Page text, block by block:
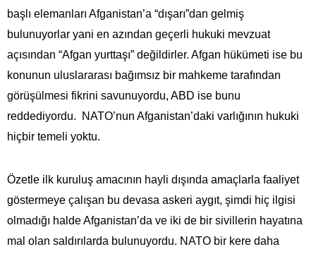
başlı elemanları Afganistan’a “dışarı”dan gelmiş
bulunuyorlar yani en azından geçerli hukuki mevzuat
açısından “Afgan yurttaşı” değildirler. Afgan hükümeti ise bu
konunun uluslararası bağımsız bir mahkeme tarafından
görüşülmesi fikrini savunuyordu, ABD ise bunu
reddediyordu. NATO’nun Afganistan’daki varlığının hukuki
hiçbir temeli yoktu.
Özetle ilk kuruluş amacının hayli dışında amaçlarla faaliyet
göstermeye çalışan bu devasa askeri aygıt, şimdi hiç ilgisi
olmadığı halde Afganistan’da ve iki de bir sivillerin hayatına
mal olan saldırılarda bulunuyordu. NATO bir kere daha